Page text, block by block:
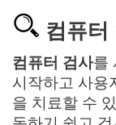
컴퓨터
컴퓨터 검사를
시작하고 사용
을 치료할 수